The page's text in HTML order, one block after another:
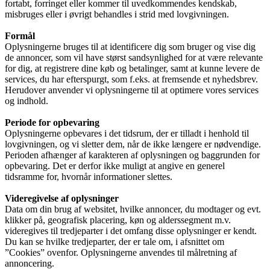
fortabt, forringet eller kommer til uvedkommendes kendskab,
misbruges eller i øvrigt behandles i strid med lovgivningen.
Formål
Oplysningerne bruges til at identificere dig som bruger og vise dig
de annoncer, som vil have størst sandsynlighed for at være relevante
for dig, at registrere dine køb og betalinger, samt at kunne levere de
services, du har efterspurgt, som f.eks. at fremsende et nyhedsbrev.
Herudover anvender vi oplysningerne til at optimere vores services
og indhold.
Periode for opbevaring
Oplysningerne opbevares i det tidsrum, der er tilladt i henhold til
lovgivningen, og vi sletter dem, når de ikke længere er nødvendige.
Perioden afhænger af karakteren af oplysningen og baggrunden for
opbevaring. Det er derfor ikke muligt at angive en generel
tidsramme for, hvornår informationer slettes.
Videregivelse af oplysninger
Data om din brug af websitet, hvilke annoncer, du modtager og evt.
klikker på, geografisk placering, køn og alderssegment m.v.
videregives til tredjeparter i det omfang disse oplysninger er kendt.
Du kan se hvilke tredjeparter, der er tale om, i afsnittet om
”Cookies” ovenfor. Oplysningerne anvendes til målretning af
annoncering.